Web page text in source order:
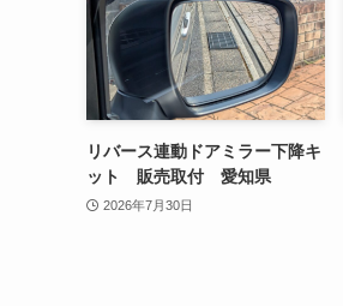
リバース連動ドアミラー下降キ
ット 販売取付 愛知県
2026年7月30日